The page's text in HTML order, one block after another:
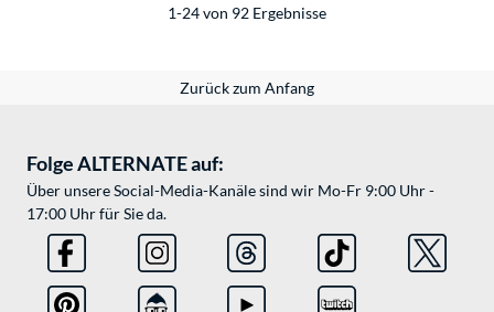
1-24 von 92 Ergebnisse
Zurück zum Anfang
Folge ALTERNATE auf:
Über unsere Social-Media-Kanäle sind wir Mo-Fr 9:00 Uhr -
17:00 Uhr für Sie da.